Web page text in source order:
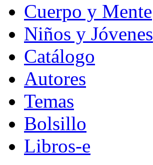
Cuerpo y Mente
Niños y Jóvenes
Catálogo
Autores
Temas
Bolsillo
Libros-e